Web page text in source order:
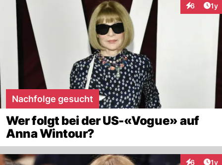
6 1y
Nachfolge gesucht
Wer folgt bei der US-«Vogue» auf
Anna Wintour?
6 1y